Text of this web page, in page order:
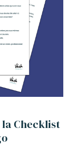
Checklist